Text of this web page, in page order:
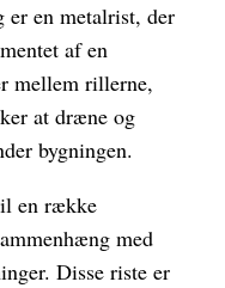
er en metalrist, der
af en
mellem rillerne,
at dræne og
bygningen.
en række
med
Disse riste er